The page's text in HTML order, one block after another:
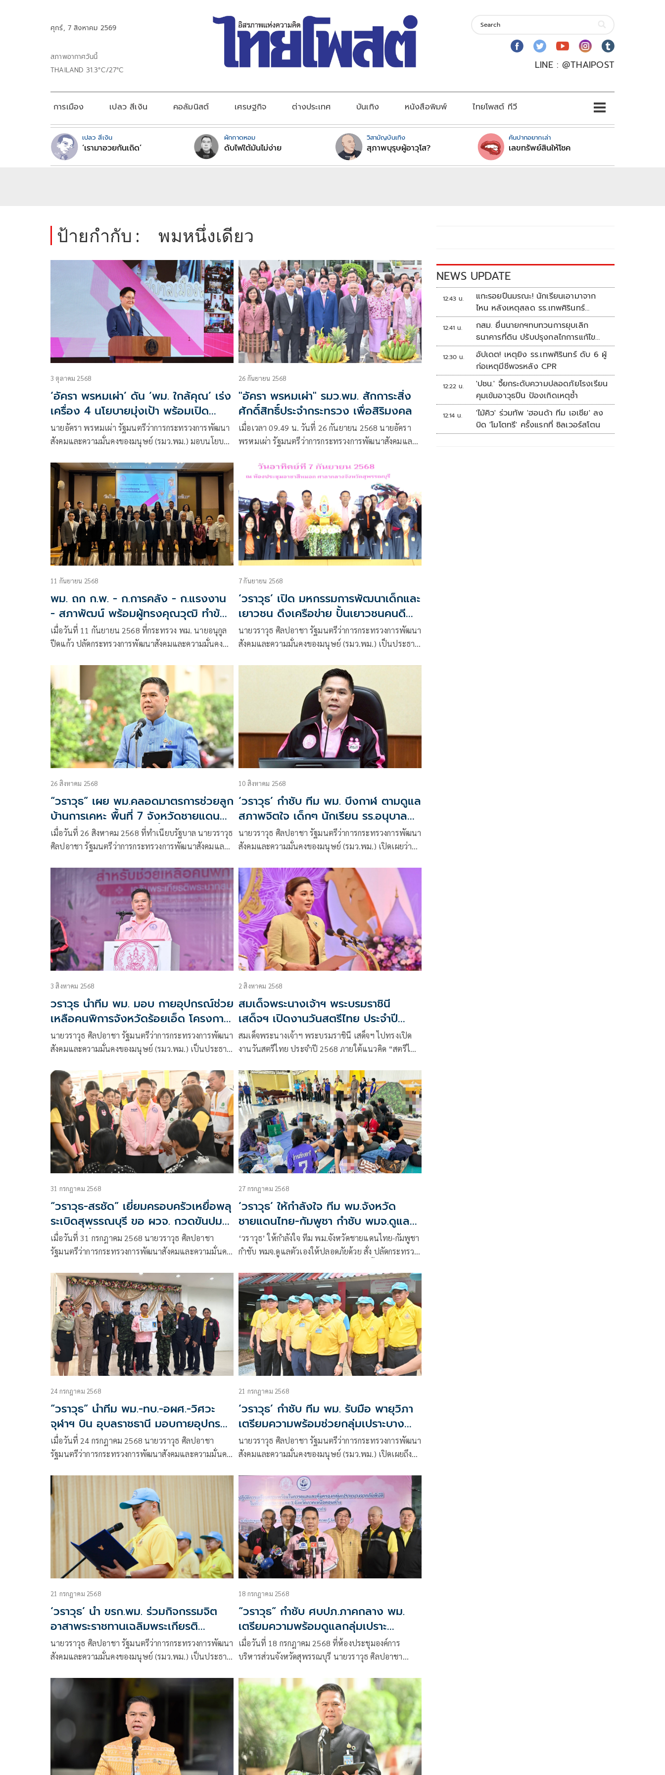
ศุกร์, 7 สิงหาคม 2569
สภาพอากาศวันนี้
THAILAND 31.3°C/27°C
LINE : @THAIPOST
การเมือง เปลว สีเงิน คอลัมนิสต์ เศรษฐกิจ ต่างประเทศ บันเทิง หนังสือพิมพ์ ไทยโพสต์ ทีวี
เปลว สีเงิน
‘เรามาอวยกันเถิด’
ผักกาดหอม
ดับไฟใต้มันไม่ง่าย
วิสามัญบันเทิง
สุภาพบุรุษผู้อาวุโส?
คันปากอยากเล่า
เลขทรัพย์สินให้โชค
ป้ายกำกับ : พมหนึ่งเดียว
3 ตุลาคม 2568
‘อัครา พรหมเผ่า’ ดัน ‘พม. ใกล้คุณ’ เร่ง
เครื่อง 4 นโยบายมุ่งเป้า พร้อมเปิด
‘ศูนย์ พม. Restart’ ช่วยกลุ่มเปราะบาง
ตั้งหลักได้จริง ลดรายจ่าย-สร้างรายได้-
นายอัครา พรหมเผ่า รัฐมนตรีว่าการกระทรวงการพัฒนา
สังคมและความมั่นคงของมนุษย์ (รมว.พม.) มอบนโยบาย
ของมนุษย์ ประจำปีงบประมาณ พ.ศ. 2569
26 กันยายน 2568
"อัครา พรหมเผ่า" รมว.พม. สักการะสิ่ง
ศักดิ์สิทธิ์ประจำกระทรวง เพื่อสิริมงคล
เมื่อเวลา 09.49 น. วันที่ 26 กันยายน 2568 นายอัครา
พรหมเผ่า รัฐมนตรีว่าการกระทรวงการพัฒนาสังคมและ
ประจำกระทรวงการพัฒนาสังคมและความมั่นคงของ
มนุษย์ ได้แก่ องค์พระประชาบดี ศาลพระภูมิเจ้าที่ และ
ศาลกรมหลวงสิงหวิกรมเกรียงไกร
11 กันยายน 2568
พม. ถก ก.พ. - ก.การคลัง - ก.แรงงาน
- สภาพัฒน์ พร้อมผู้ทรงคุณวุฒิ ทำข้อ
เสนอผลักดันเชิงนโยบาย ขยายอายุ
เกษียณ แก้วิกฤตประชากร
เมื่อวันที่ 11 กันยายน 2568 ที่กระทรวง พม. นายอนุกูล
ปีดแก้ว ปลัดกระทรวงการพัฒนาสังคมและความมั่นคง
สังคมและความมั่นคงของมนุษย์ (พม.) ได้จัดการประชุม
หารือเชิงนโยบาย (Policy Dialogue) หัวข้อ “ยืดเวลา
เกษียณอายุ กับความเป็นไปได้ในสังคมไทย”
7 กันยายน 2568
‘วราวุธ’ เปิด มหกรรมการพัฒนาเด็กและ
เยาวชน ดึงเครือข่าย ปั้นเยาวชนคนดี
ศรีสุพรรณ
นายวราวุธ ศิลปอาชา รัฐมนตรีว่าการกระทรวงการพัฒนา
สังคมและความมั่นคงของมนุษย์ (รมว.พม.) เป็นประธาน
สุพรรณบุรี เนื่องในวันเยาวชนแห่งชาติ ประจำปี 2568
“4 ทศวรรษ ร่วมแรงแข็งขัน ช่วยกันพัฒนา ใฝ่หาสันติ”
26 สิงหาคม 2568
“วราวุธ” เผย พม.คลอดมาตรการช่วยลูก
บ้านการเคหะ พื้นที่ 7 จังหวัดชายแดน
ไทย–กัมพูชา พักชำระหนี้-เว้นค่าเช่า
เมื่อวันที่ 26 สิงหาคม 2568 ที่ทำเนียบรัฐบาล นายวราวุธ
ศิลปอาชา รัฐมนตรีว่าการกระทรวงการพัฒนาสังคมและ
แห่งชาติ (กคช.) กระทรวงการพัฒนาสังคมและความ
มั่นคงของมนุษย์ (พม.) ห่วงใยพี่น้องกลุ่มเปราะบางและ
ประชาชนในพื้นที่ชายแดนไทย-กัมพูชา
10 สิงหาคม 2568
‘วราวุธ’ กำชับ ทีม พม. บึงกาฬ ตามดูแล
สภาพจิตใจ เด็กๆ นักเรียน รร.อนุบาล
เซกา-รร.เซกา ที่ประสบเหตุรถรับส่ง
นักเรียนพลิกคว่ำ ตาย 2 สาหัส 1 เจ็บ
นายวราวุธ ศิลปอาชา รัฐมนตรีว่าการกระทรวงการพัฒนา
สังคมและความมั่นคงของมนุษย์ (รมว.พม.) เปิดเผยว่า
3 สิงหาคม 2568
วราวุธ นำทีม พม. มอบ กายอุปกรณ์ช่วย
เหลือคนพิการจังหวัดร้อยเอ็ด โครงการ
เฉลิมพระเกียรติพระบาทสมเด็จ
พระเจ้าอยู่หัว
นายวราวุธ ศิลปอาชา รัฐมนตรีว่าการกระทรวงการพัฒนา
สังคมและความมั่นคงของมนุษย์ (รมว.พม.) เป็นประธาน
ร้อยเอ็ด เฉลิมพระเกียรติพระบาทสมเด็จพระเจ้าอยู่หัว
เนื่องในโอกาสพระราชพิธีมหามงคลเฉลิม
พระชนมพรรษา 6 รอบ 28 กรกฎาคม 2567
2 สิงหาคม 2568
สมเด็จพระนางเจ้าฯ พระบรมราชินี
เสด็จฯ เปิดงานวันสตรีไทย ประจำปี
2568 ‘สตรีไทยพร้อมใจ สืบสาน รักษา
ต่อยอดพระราชปณิธานอย่างยั่งยืน’
สมเด็จพระนางเจ้าฯ พระบรมราชินี เสด็จฯ ไปทรงเปิด
งานวันสตรีไทย ประจำปี 2568 ภายใต้แนวคิด “สตรีไทย
ยั่งยืน”
31 กรกฎาคม 2568
“วราวุธ-สรชัด” เยี่ยมครอบครัวเหยื่อพลุ
ระเบิดสุพรรณบุรี ขอ ผวจ. กวดขันปม
เกิดเหตุซ้ำ วอน กำนันผู้ใหญ่บ้าน ช่วย
เคาะประตูบ้าน มีบ้านไหนประกอบกิจการ
เมื่อวันที่ 31 กรกฎาคม 2568 นายวราวุธ ศิลปอาชา
รัฐมนตรีว่าการกระทรวงการพัฒนาสังคมและความมั่นคง
ไทยพัฒนา จังหวัดสุพรรณบุรี และผู้บริหารกระทรวง พม.
27 กรกฎาคม 2568
‘วราวุธ’ ให้กำลังใจ ทีม พม.จังหวัด
ชายแดนไทย-กัมพูชา กำชับ พมจ.ดูแล
ตัวเองให้ปลอดภัยด้วย สั่ง ปลัด
กระทรวง เตรียมพร้อมหมุนเวียนสับ
‘วราวุธ’ ให้กำลังใจ ทีม พม.จังหวัดชายแดนไทย-กัมพูชา
กำชับ พมจ.ดูแลตัวเองให้ปลอดภัยด้วย สั่ง ปลัดกระทรวง
ย้ำ พม. ช่วยกลุ่มเปราะบาง อพยพเข้าศูนย์พักพิง รับ
รายงาน ขาดแคลน นมผงเด็ก ผ้าอ้อมผู้ใหญ่ ยารักษาโรค
24 กรกฎาคม 2568
“วราวุธ” นำทีม พม.-ทบ.-อผศ.-วิศวะ
จุฬาฯ บิน อุบลราชธานี มอบกายอุปกรณ์
นวัตกรรมขาเทียมไดนามิกส์ sPace
เมื่อวันที่ 24 กรกฎาคม 2568 นายวราวุธ ศิลปอาชา
รัฐมนตรีว่าการกระทรวงการพัฒนาสังคมและความมั่นคง
อธิบดีกรมส่งเสริมและพัฒนาคุณภาพชีวิตคนพิการ ผู้
บริหาร และทีม พม. จังหวัดอุบลราชธานี
21 กรกฎาคม 2568
‘วราวุธ’ กำชับ ทีม พม. รับมือ พายุวิภา
เตรียมความพร้อมช่วยกลุ่มเปราะบาง
ยามวิกฤต
นายวราวุธ ศิลปอาชา รัฐมนตรีว่าการกระทรวงการพัฒนา
สังคมและความมั่นคงของมนุษย์ (รมว.พม.) เปิดเผยถึง
สู่ประเทศไทย อาจส่งผลกระทบหลายพื้นที่ในภาคเหนือ
และภาคตะวันออกเฉียงเหนือ ทำให้มีฝนหนักถึงหนักมาก
ปริมาณฝนที่ตกลงมาจะมีปริมาณมากขึ้น ว่า ตนมีความ
ห่วงใยพี่น้องกลุ่มเปราะบาง และประชาชนในพื้นที่ต่างๆ
ที่อาจได้รับผลกระทบดังกล่าว
21 กรกฎาคม 2568
‘วราวุธ’ นำ ขรก.พม. ร่วมกิจกรรมจิต
อาสาพระราชทานเฉลิมพระเกียรติ
พระบาทสมเด็จพระเจ้าอยู่หัว พร้อม เปิด
ระบบประปาบาดาล-พลังงานแสงอาทิตย์
นายวราวุธ ศิลปอาชา รัฐมนตรีว่าการกระทรวงการพัฒนา
สังคมและความมั่นคงของมนุษย์ (รมว.พม.) เป็นประธาน
วันเฉลิมพระชนมพรรษาพระบาทสมเด็จพระปรเมนทร
รามาธิบดีศรีสินทร มหาวชิราลงกรณ พระวชิรเกล้าเจ้าอยู่
หัว 28 กรกฎาคม 2568 พร้อมทั้งเป็นประธานเปิด
โครงการอันเนื่องมาจากพระราชดำริ ระบบประปาบาดาล
ระบบสูบน้ำบาดาล ด้วยพลังงานแสงอาทิตย์ ของศูนย์
พัฒนาการจัดสวัสดิการสังคมผู้สูงอายุจังหวัดปทุมธานี
18 กรกฎาคม 2568
“วราวุธ” กำชับ ศบปภ.ภาคกลาง พม.
เตรียมความพร้อมดูแลกลุ่มเปราะ
บางจากภัยพิบัติ ครบทุกมิติ
เมื่อวันที่ 18 กรกฎาคม 2568 ที่ห้องประชุมองค์การ
บริหารส่วนจังหวัดสุพรรณบุรี นายวราวุธ ศิลปอาชา
ของมนุษย์ (รมว.พม.) เป็นประธานการประชุมเชิงปฏิบัติ
การเพื่อการบริหารการดูแลกลุ่มประมาณจากภัยพิบัติใน
พื้นที่ภาคกลาง และ 3 จังหวัดภาคเหนือตอนล่าง (จังหวัด
อุทัยธานี พิจิตร นครสวรรค์)
NEWS UPDATE
12:43 น.
แกะรอยปืนมรณะ! นักเรียนเอามาจาก
ไหน หลังเหตุสลด รร.เทพศิรินทร์
นนทบุรี
12:41 น.
กสม. ยื่นนายกฯทบทวนการยุบเลิก
ธนาคารที่ดิน ปรับปรุงกลไกการแก้ไข
ปัญหาความเหลื่อมล้ำ
12:30 น.
อัปเดต! เหตุยิง รร.เทพศิรินทร์ ดับ 6 ผู้
ก่อเหตุมีชีพจรหลัง CPR
12:22 น.
'ปชน.' จี้ยกระดับความปลอดภัยโรงเรียน
คุมเข้มอาวุธปืน ป้องเกิดเหตุซ้ำ
12:14 น.
'ไม้คิว' ร่วมทัพ 'ฮอนด้า ทีม เอเชีย' ลง
บิด 'โมโตทรี' ครั้งแรกที่ ซิลเวอร์สโตน